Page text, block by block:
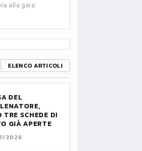
alla gara.
ELENCO ARTICOLI
DEL
TRE SCHEDE DI
GIÀ APERTE
2026